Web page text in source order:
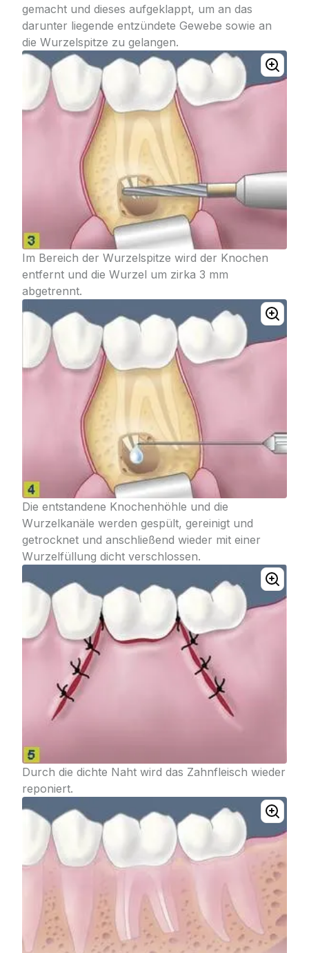
gemacht und dieses aufgeklappt, um an das
darunter liegende entzündete Gewebe sowie an
die Wurzelspitze zu gelangen.
Im Bereich der Wurzelspitze wird der Knochen
entfernt und die Wurzel um zirka 3 mm
abgetrennt.
Die entstandene Knochenhöhle und die
Wurzelkanäle werden gespült, gereinigt und
getrocknet und anschließend wieder mit einer
Wurzelfüllung dicht verschlossen.
Durch die dichte Naht wird das Zahnfleisch wieder
reponiert.